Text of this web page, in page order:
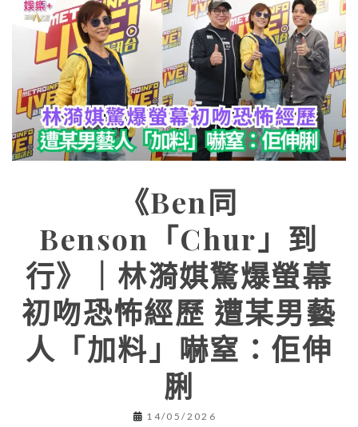
《Ben同
Benson「Chur」到
行》｜林漪娸驚爆螢幕
初吻恐怖經歷 遭某男藝
人「加料」嚇窒：佢伸
脷
14/05/2026